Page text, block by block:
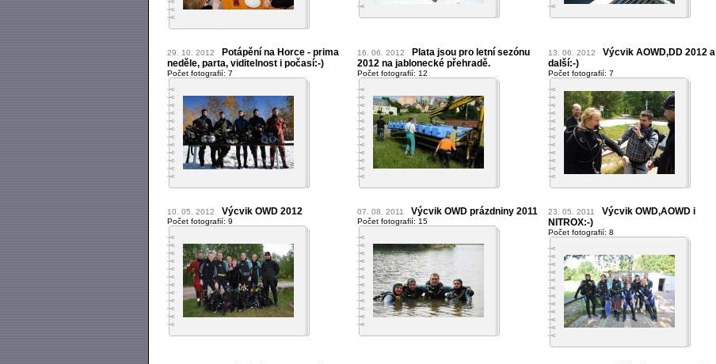
29. 10. 2012
Potápění na Horce - prima
neděle, parta, viditelnost i počasí:-)
Počet fotografií: 7
16. 06. 2012
Plata jsou pro letní sezónu
2012 na jablonecké přehradě.
Počet fotografií: 12
13. 06. 2012
Výcvik AOWD,DD 2012 a
další:-)
Počet fotografií: 7
10. 05. 2012 Výcvik OWD 2012
Počet fotografií: 9
07. 08. 2011 Výcvik OWD prázdniny 2011
Počet fotografií: 15
23. 05. 2011
Výcvik OWD,AOWD i
NITROX:-)
Počet fotografií: 8